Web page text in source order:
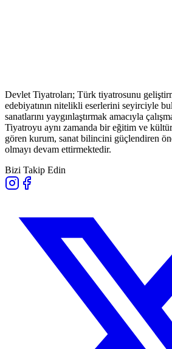
Devlet Tiyatroları; Türk tiyatrosunu
edebiyatının nitelikli eserlerini seyirciyle
sanatlarını yaygınlaştırmak amacıyla
Tiyatroyu aynı zamanda bir eğitim ve
gören kurum, sanat bilincini güçlendiren
olmayı devam ettirmektedir.
Bizi Takip Edin